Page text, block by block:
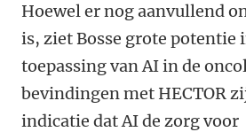
Hoewel er nog aanvullend
is, ziet Bosse grote potentie
toepassing van AI in de
bevindingen met HECTOR
indicatie dat AI de zorg voor